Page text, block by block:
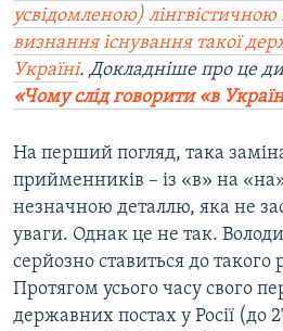
усвідомленою) лінгвістичною
визнання існування такої
Україні. Докладніше про це
«Чому слід говорити «в
На перший погляд, така
прийменників – із «в» на
незначною деталлю, яка не
уваги. Однак це не так.
серйозно ставиться до такого
Протягом усього часу свого
державних постах у Росії (до